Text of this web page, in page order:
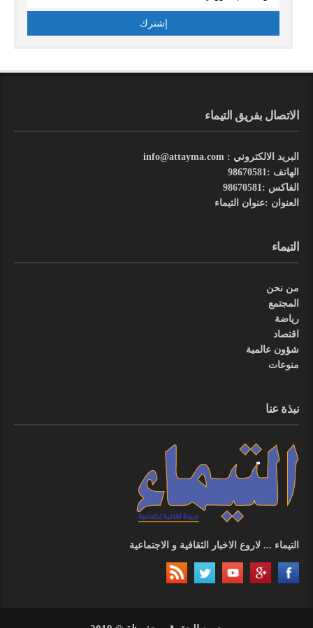
الاتصال بفريق التيماء
البريد الالكتروني : info@attayma.com
الهاتف :98670581
الفاكس :98670581
العنوان :عنوان التيماء
التيماء
من نحن
المجتمع
رياضة
اقتصاد
شؤون عالمية
منوعات
نبذة عنا
التيماء ... لاروع الاخبار الثقافية و الاجتماعية